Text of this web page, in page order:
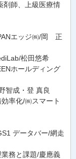
剤師、上級医療情
エッジ㈱/岡 正
松田悠希
ホールディング
智成・登 真良
率化/㈱スマート
データバー/網走
務と課題/慶應義